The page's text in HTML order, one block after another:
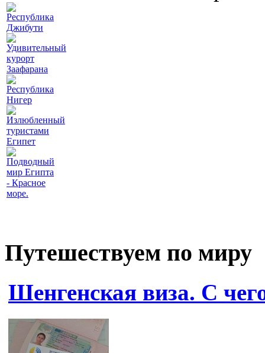
Республика
Джибути
Удивительный
курорт
Заафарана
Республика
Нигер
Излюбленный
туристами
Египет
Подводный
мир Египта
- Красное
море.
Путешествуем по миру
Шенгенская виза. С